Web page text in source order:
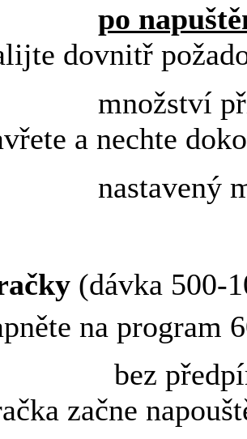
po
dovnitř
a nechte
(dávka 500-
na program
předpírky
začne